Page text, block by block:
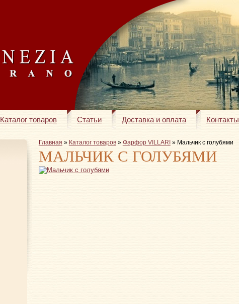
Каталог товаров Статьи Доставка и оплата Контакты
Главная » Каталог товаров» Фарфор VILLARI » Мальчик с голубями
МАЛЬЧИК С ГОЛУБЯМИ